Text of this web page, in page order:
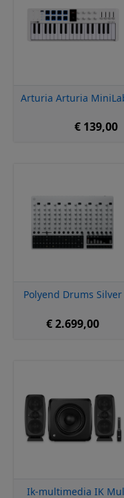
Arturia Arturia
€ 139,00
Polyend Drums Silver
€ 2.699,00
Ik-multimedia IK